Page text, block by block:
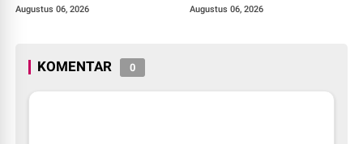
Gelar Razia Rutin Blok
Augustus 06, 2026 Augustus 06, 2026
KOMENTAR 0